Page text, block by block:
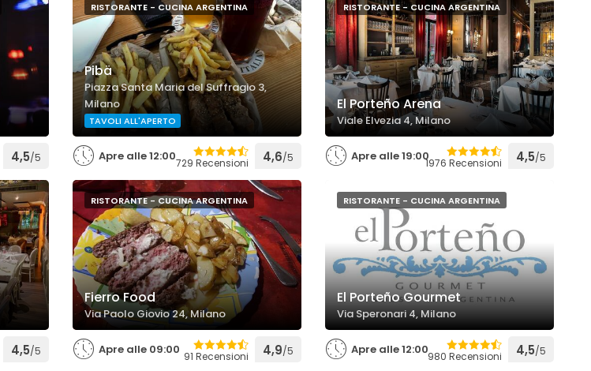
4,5/5
RISTORANTE - CUCINA ARGENTINA
Pibä
Piazza Santa Maria del Suffragio 3,
Milano
TAVOLI ALL'APERTO
Apre alle 12:00729 Recensioni 4,6/5
RISTORANTE - CUCINA ARGENTINA
El Porteño Arena
Viale Elvezia 4, Milano
Apre alle 19:001976 Recensioni 4,5/5
4,5/5
RISTORANTE - CUCINA ARGENTINA
Fierro Food
Via Paolo Giovio 24, Milano
Apre alle 09:00 91 Recensioni 4,9/5
RISTORANTE - CUCINA ARGENTINA
El Porteño Gourmet
Via Speronari 4, Milano
Apre alle 12:00980 Recensioni 4,5/5